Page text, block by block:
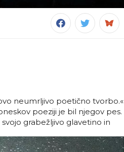
neumrljivo poetično tvorbo.«
poeziji je bil njegov pes.
grabežljivo glavetino in